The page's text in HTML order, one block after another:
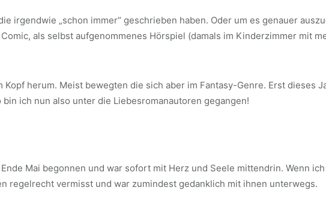
irgendwie „schon immer“ geschrieben haben. Oder um es genauer
als selbst aufgenommenes Hörspiel (damals im Kinderzimmer mit
herum. Meist bewegten die sich aber im Fantasy-Genre. Erst dieses
ich nun also unter die Liebesromanautoren gegangen!
Mai begonnen und war sofort mit Herz und Seele mittendrin. Wenn
regelrecht vermisst und war zumindest gedanklich mit ihnen unterwegs.